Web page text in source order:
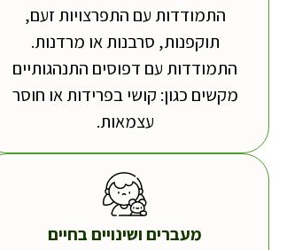
התמודדות עם התפרצויות זעם,
תוקפנות, סרבנות או מרדנות.
התמודדות עם דפוסים התנהגותיים
מקשים כגון: קושי בפרידות או חוסר
עצמאות.
מעברים ושינויים בחיים